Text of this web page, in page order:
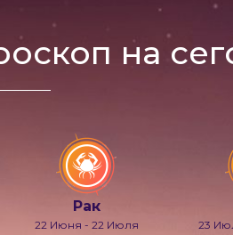
на
Рак
22 Июня - 22 Июля 23